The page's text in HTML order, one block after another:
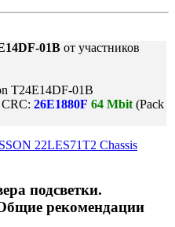
01B от участников
T24E14DF-01B
26E1880F 64 Mbit (Pack
22LES71T2 Chassis
подсветки.
рекомендации